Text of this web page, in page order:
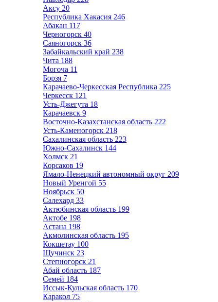
Аксу 20
Республика Хакасия 246
Абакан 117
Черногорск 40
Саяногорск 36
Забайкальский край 238
Чита 188
Могоча 11
Борзя 7
Карачаево-Черкесская Республика 225
Черкесск 121
Усть-Джегута 18
Карачаевск 9
Восточно-Казахстанская область 222
Усть-Каменогорск 218
Сахалинская область 223
Южно-Сахалинск 144
Холмск 21
Корсаков 19
Ямало-Ненецкий автономный округ 209
Новый Уренгой 55
Ноябрьск 50
Салехард 33
Актюбинская область 199
Актобе 198
Астана 198
Акмолинская область 195
Кокшетау 100
Щучинск 23
Степногорск 21
Абай область 187
Семей 184
Иссык-Кульская область 170
Каракол 75